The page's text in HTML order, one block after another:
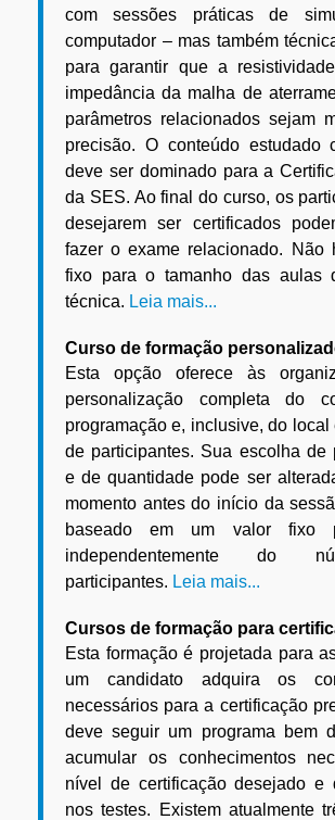
com sessões práticas de
computador – mas também
para garantir que a
impedância da malha de
parâmetros relacionados sejam
precisão. O conteúdo estudado
deve ser dominado para a
da SES. Ao final do curso, os
desejarem ser certificados
fazer o exame relacionado. Não
fixo para o tamanho das aulas
técnica. Leia mais...
Curso de formação
Esta opção oferece às
personalização completa do
programação e, inclusive, do local
de participantes. Sua escolha de
e de quantidade pode ser
momento antes do início da
baseado em um valor fixo
independentemente do
participantes. Leia mais...
Cursos de formação para
Esta formação é projetada para
um candidato adquira os
necessários para a certificação
deve seguir um programa bem
acumular os conhecimentos
nível de certificação desejado e
nos testes. Existem atualmente